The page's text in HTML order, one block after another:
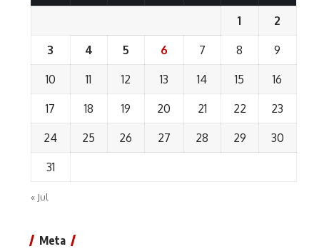
1 2
3 4 5 6 7 8 9
10 11 12 13 14 15 16
17 18 19 20 21 22 23
24 25 26 27 28 29 30
31
« Jul
Meta